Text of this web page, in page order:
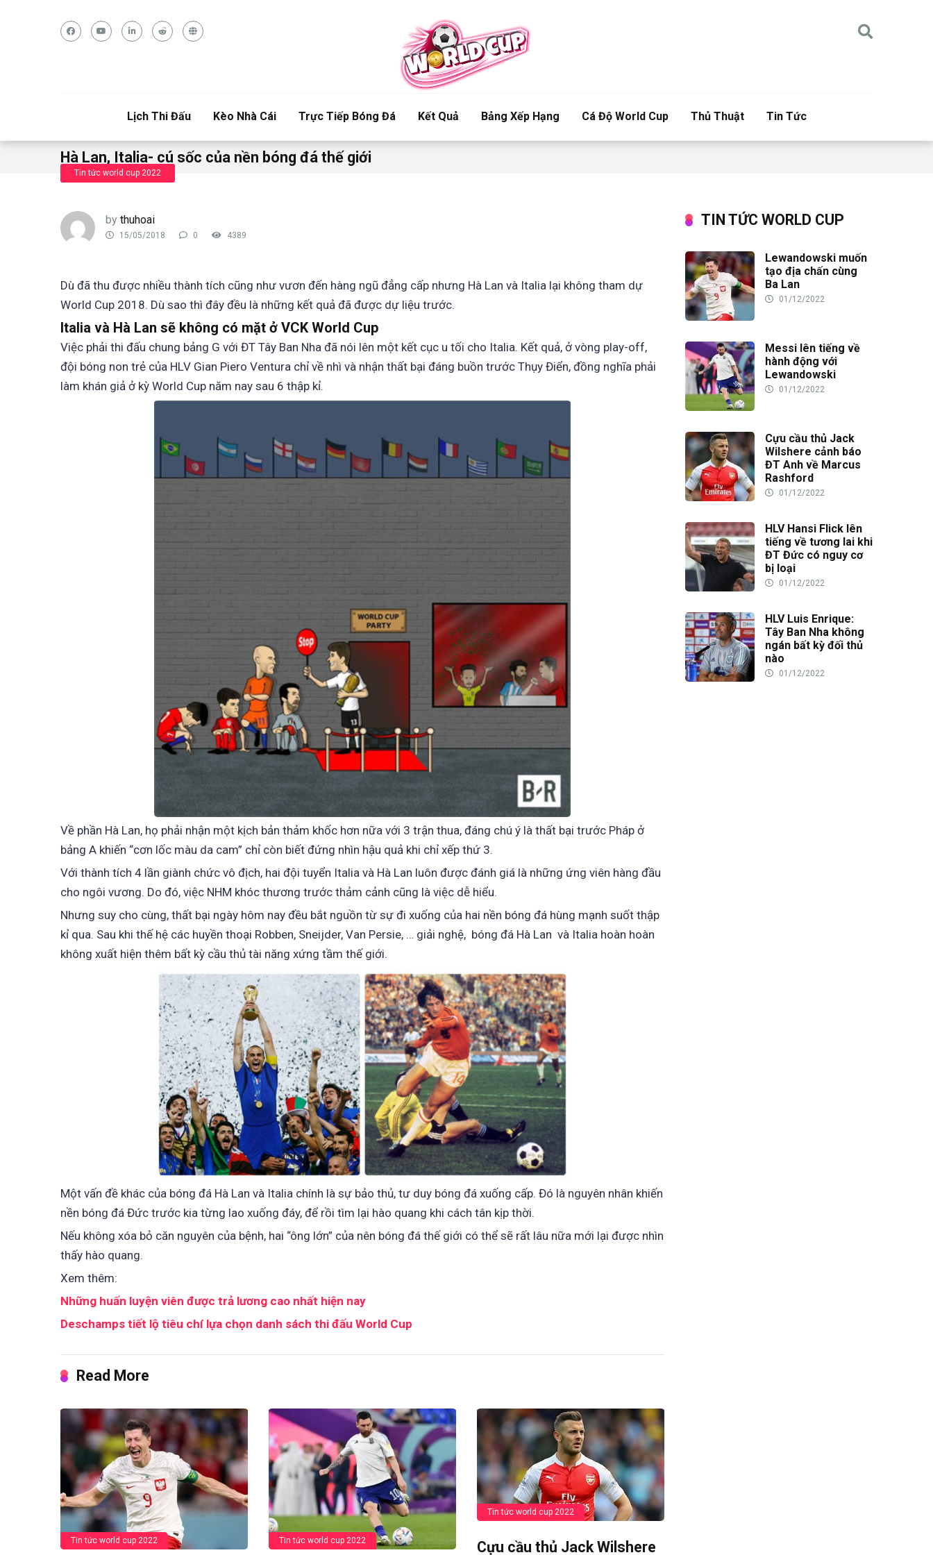
Lịch Thi Đấu Kèo Nhà Cái Trực Tiếp Bóng Đá Kết Quả Bảng Xếp Hạng Cá Độ World Cup Thủ Thuật Tin Tức
Hà Lan, Italia- cú sốc của nền bóng đá thế giới
Tin tức world cup 2022
by thuhoai
15/05/2018 0 4389
Dù đã thu được nhiều thành tích cũng như vươn đến hàng ngũ đẳng cấp nhưng Hà Lan và Italia lại không tham dự
World Cup 2018. Dù sao thì đây đều là những kết quả đã được dự liệu trước.
Italia và Hà Lan sẽ không có mặt ở VCK World Cup
Việc phải thi đấu chung bảng G với ĐT Tây Ban Nha đã nói lên một kết cục u tối cho Italia. Kết quả, ở vòng play-off,
đội bóng non trẻ của HLV Gian Piero Ventura chỉ về nhì và nhận thất bại đáng buồn trước Thụy Điển, đồng nghĩa phải
làm khán giả ở kỳ World Cup năm nay sau 6 thập kỉ.
Về phần Hà Lan, họ phải nhận một kịch bản thảm khốc hơn nữa với 3 trận thua, đáng chú ý là thất bại trước Pháp ở
bảng A khiến “cơn lốc màu da cam” chỉ còn biết đứng nhìn hậu quả khi chỉ xếp thứ 3.
Với thành tích 4 lần giành chức vô địch, hai đội tuyển Italia và Hà Lan luôn được đánh giá là những ứng viên hàng đầu
cho ngôi vương. Do đó, việc NHM khóc thương trước thảm cảnh cũng là việc dễ hiểu.
Nhưng suy cho cùng, thất bại ngày hôm nay đều bắt nguồn từ sự đi xuống của hai nền bóng đá hùng mạnh suốt thập
kỉ qua. Sau khi thế hệ các huyền thoại Robben, Sneijder, Van Persie, … giải nghệ, bóng đá Hà Lan và Italia hoàn hoàn
không xuất hiện thêm bất kỳ cầu thủ tài năng xứng tầm thế giới.
Một vấn đề khác của bóng đá Hà Lan và Italia chính là sự bảo thủ, tư duy bóng đá xuống cấp. Đó là nguyên nhân khiến
nền bóng đá Đức trước kia từng lao xuống đáy, để rồi tìm lại hào quang khi cách tân kịp thời.
Nếu không xóa bỏ căn nguyên của bệnh, hai “ông lớn” của nên bóng đá thế giới có thể sẽ rất lâu nữa mới lại được nhìn
thấy hào quang.
Xem thêm:
Những huấn luyện viên được trả lương cao nhất hiện nay
Deschamps tiết lộ tiêu chí lựa chọn danh sách thi đấu World Cup
Read More
Tin tức world cup 2022 Tin tức world cup 2022
Tin tức world cup 2022
Cựu cầu thủ Jack Wilshere
TIN TỨC WORLD CUP
Lewandowski muốn
tạo địa chấn cùng
Ba Lan
01/12/2022
Messi lên tiếng về
hành động với
Lewandowski
01/12/2022
Cựu cầu thủ Jack
Wilshere cảnh báo
ĐT Anh về Marcus
Rashford
01/12/2022
HLV Hansi Flick lên
tiếng về tương lai khi
ĐT Đức có nguy cơ
bị loại
01/12/2022
HLV Luis Enrique:
Tây Ban Nha không
ngán bất kỳ đối thủ
nào
01/12/2022